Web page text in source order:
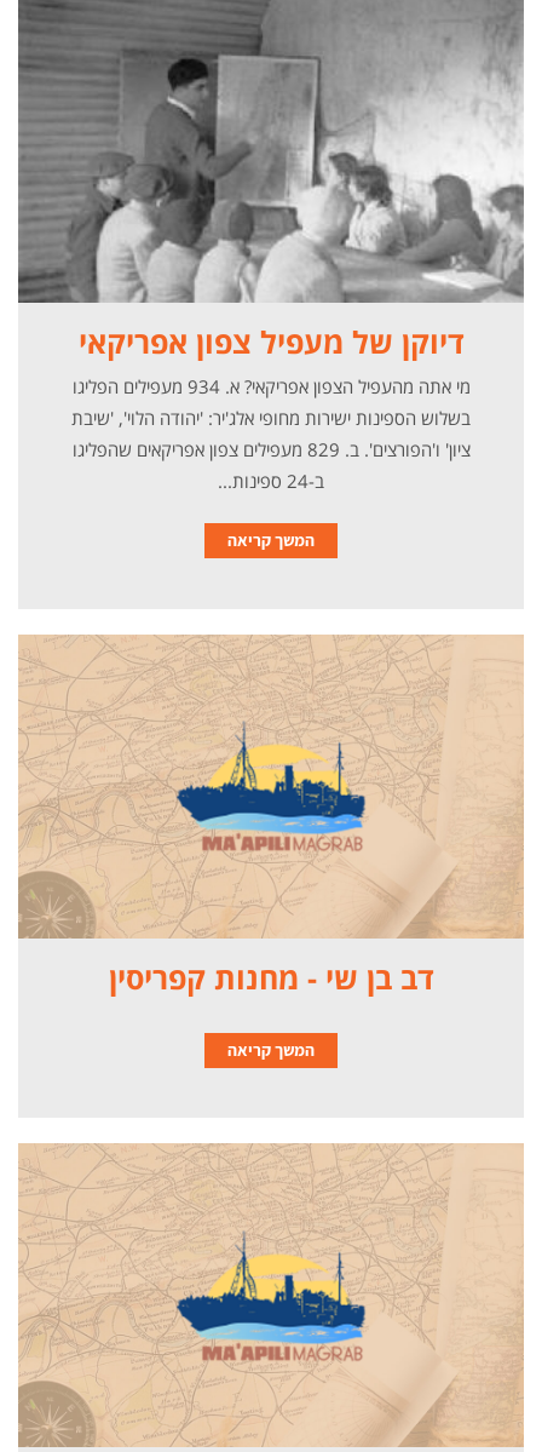
דיוקן של מעפיל צפון אפריקאי
מי אתה מהעפיל הצפון אפריקאי? א. 934 מעפילים הפליגו
בשלוש הספינות ישירות מחופי אלג'יר: 'יהודה הלוי', 'שיבת
ציון' ו'הפורצים'. ב. 829 מעפילים צפון אפריקאים שהפליגו
ב-24 ספינות...
המשך קריאה
דב בן שי - מחנות קפריסין
המשך קריאה